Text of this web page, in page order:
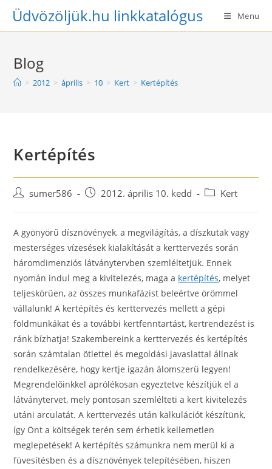
SkipÜdvözöljük.hu linkkatalógus Menu
Blog
> 2012 > április > 10 > Kert > Kertépítés
Kertépítés
Postsumer586
Post2012. április 10. kedd
PostKert
A gyönyörű dísznövények, a megvilágítás, a díszkutak vagy
mesterséges vízesések kialakítását a kerttervezés során
háromdimenziós látványtervben szemléltetjük. Ennek
nyomán indul meg a kivitelezés, maga a kertépítés, melyet
teljeskörűen, az összes munkafázist beleértve örömmel
vállalunk! A kertépítés és kerttervezés mellett a gépi
földmunkákat és a további kertfenntartást, kertrendezést is
ránk bízhatja! Szakembereink a kerttervezés és kertépítés
során számtalan ötlettel és megoldási javaslattal állnak
rendelkezésére, hogy kertje igazán álomszerű legyen!
Megrendelőinkkel aprólékosan egyeztetve készítjük el a
látványtervet, mely pontosan szemlélteti a kert kivitelezés
utáni arculatát. A kerttervezés után kalkulációt készítünk,
így Önt a költségek terén sem érhetik kellemetlen
meglepetések! A kertépítés számunkra nem merül ki a
füvesítésben és a dísznövények telepítésében, hiszen